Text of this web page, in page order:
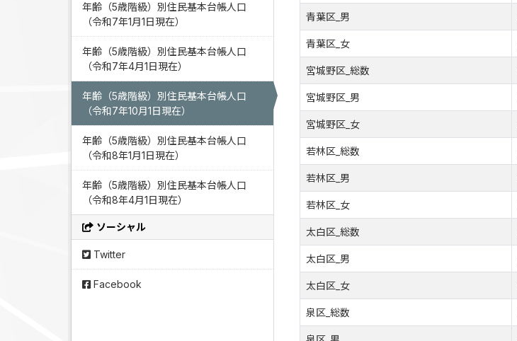
年齢（5歳階級）別住民基本台帳人口
（令和7年1月1日現在）
年齢（5歳階級）別住民基本台帳人口
（令和7年4月1日現在）
年齢（5歳階級）別住民基本台帳人口
（令和7年10月1日現在）
年齢（5歳階級）別住民基本台帳人口
（令和8年1月1日現在）
年齢（5歳階級）別住民基本台帳人口
（令和8年4月1日現在）
ソーシャル
Twitter
Facebook
青葉区_男
青葉区_女
宮城野区_総数
宮城野区_男
宮城野区_女
若林区_総数
若林区_男
若林区_女
太白区_総数
太白区_男
太白区_女
泉区_総数